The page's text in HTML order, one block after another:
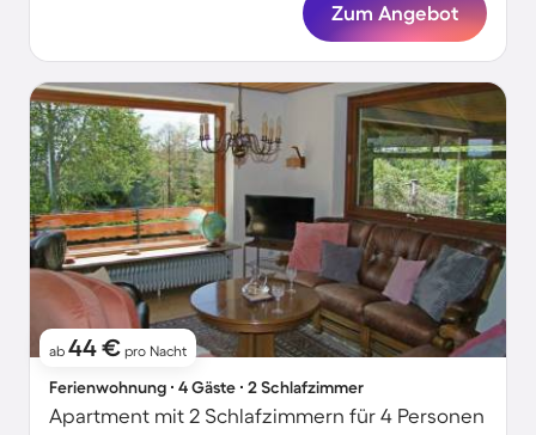
Zum Angebot
ab 44 € pro Nacht
Ferienwohnung ∙ 4 Gäste ∙ 2 Schlafzimmer
Apartment mit 2 Schlafzimmern für 4 Personen